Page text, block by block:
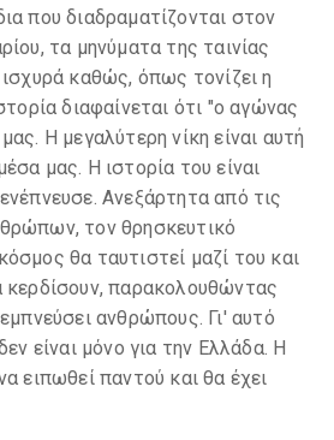
που διαδραματίζονται στον
τα μηνύματα της ταινίας
ισχυρά καθώς, όπως τονίζει η
διαφαίνεται ότι "ο αγώνας
Η μεγαλύτερη νίκη είναι αυτή
μας. Η ιστορία του είναι
Ανεξάρτητα από τις
τον θρησκευτικό
θα ταυτιστεί μαζί του και
κερδίσουν, παρακολουθώντας
ανθρώπους. Γι' αυτό
είναι μόνο για την Ελλάδα. Η
ειπωθεί παντού και θα έχει